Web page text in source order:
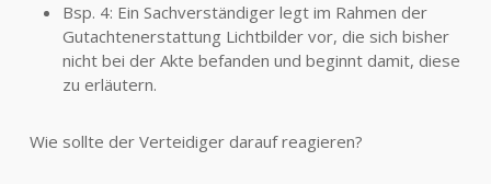
Bsp. 4: Ein Sachverständiger legt im Rahmen der
Gutachtenerstattung Lichtbilder vor, die sich bisher
nicht bei der Akte befanden und beginnt damit, diese
zu erläutern.
Wie sollte der Verteidiger darauf reagieren?